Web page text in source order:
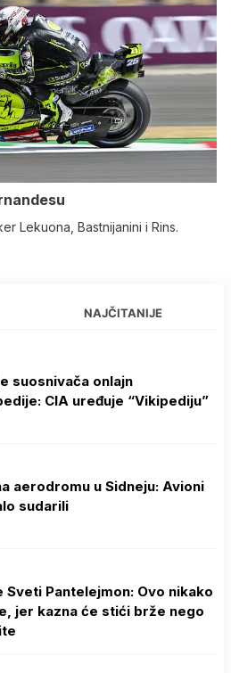
Lekuona, Bastnijanini i Rins.
NAJČITANIJE
suosnivača onlajn
CIA uređuje “Vikipediju”
aerodromu u Sidneju: Avioni
sudarili
Sveti Pantelejmon: Ovo nikako
jer kazna će stići brže nego